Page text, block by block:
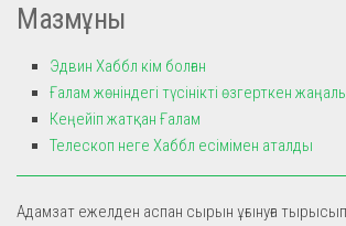
Мазмұны
Эдвин Хаббл кім болған
Ғалам жөніндегі түсінікті өзгерткен
Кеңейіп жатқан Ғалам
Телескоп неге Хаббл есімімен аталды
Адамзат ежелден аспан сырын ұғынуға